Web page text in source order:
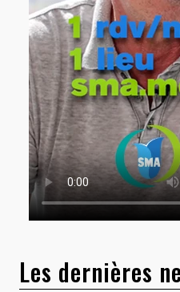
Les dernières